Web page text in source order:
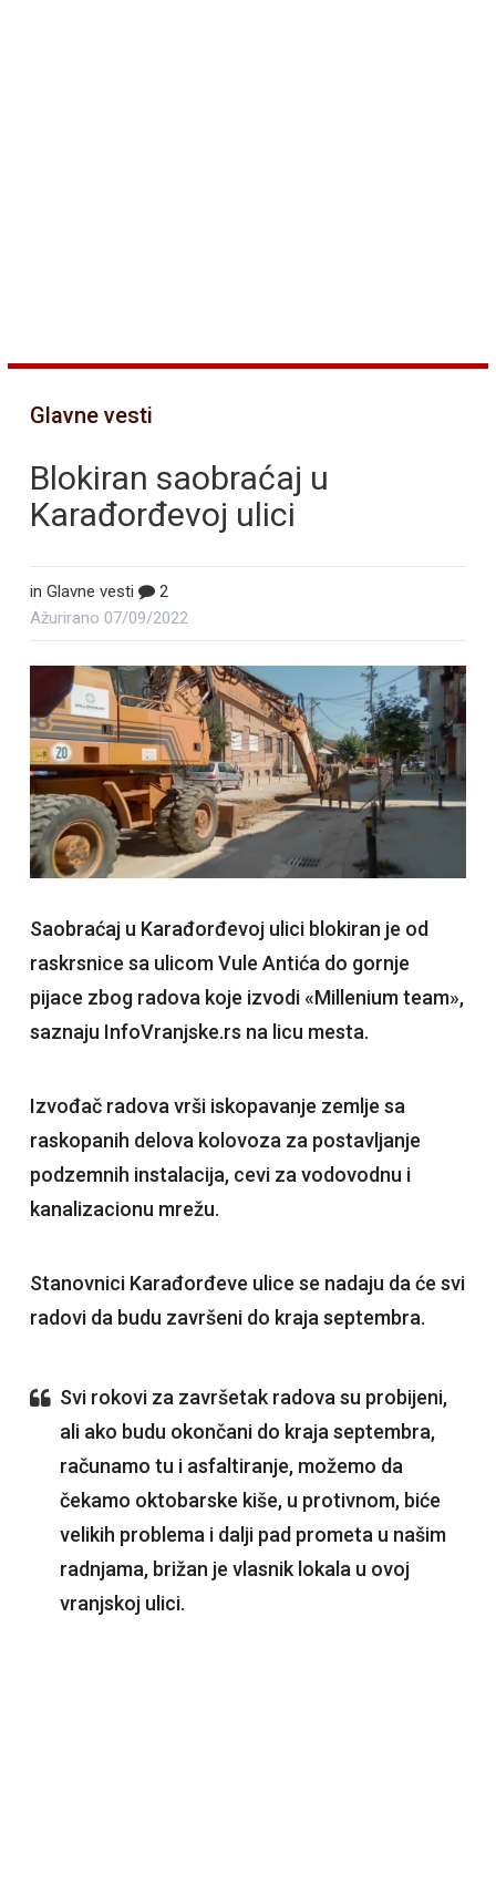
Glavne vesti
Blokiran saobraćaj u
Karađorđevoj ulici
in Glavne vesti
2
Ažurirano 07/09/2022
Saobraćaj u Karađorđevoj ulici blokiran je od
raskrsnice sa ulicom Vule Antića do gornje
pijace zbog radova koje izvodi «Millenium team»,
saznaju InfoVranjske.rs na licu mesta.
Izvođač radova vrši iskopavanje zemlje sa
raskopanih delova kolovoza za postavljanje
podzemnih instalacija, cevi za vodovodnu i
kanalizacionu mrežu.
Stanovnici Karađorđeve ulice se nadaju da će svi
radovi da budu završeni do kraja septembra.
Svi rokovi za završetak radova su probijeni,
ali ako budu okončani do kraja septembra,
računamo tu i asfaltiranje, možemo da
čekamo oktobarske kiše, u protivnom, biće
velikih problema i dalji pad prometa u našim
radnjama, brižan je vlasnik lokala u ovoj
vranjskoj ulici.